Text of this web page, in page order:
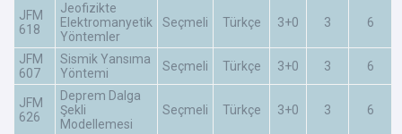
JFM
618
Jeofizikte
Elektromanyetik
Yöntemler
Seçmeli Türkçe 3+0 3 6
JFM
607
Sismik Yansıma
Yöntemi
Seçmeli Türkçe 3+0 3 6
JFM
626
Deprem Dalga
Şekli
Modellemesi
Seçmeli Türkçe 3+0 3 6